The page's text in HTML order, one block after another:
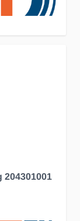
204301001